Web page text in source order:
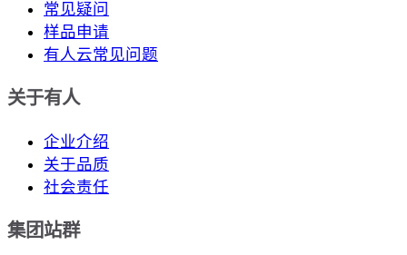
常见疑问
样品申请
有人云常见问题
关于有人
企业介绍
关于品质
社会责任
集团站群